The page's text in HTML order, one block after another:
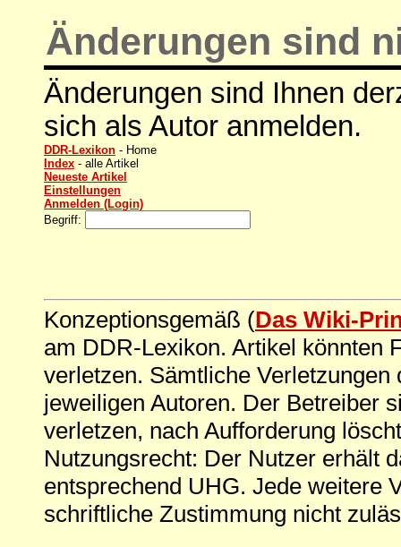
Änderungen sind
Änderungen sind Ihnen
sich als Autor anmelden.
DDR-Lexikon - Home
Index - alle Artikel
Neueste Artikel
Einstellungen
Anmelden (Login)
Begriff:
Konzeptionsgemäß (Das Wiki-
am DDR-Lexikon. Artikel könnten
verletzen. Sämtliche
jeweiligen Autoren. Der Betreiber
verletzen, nach Aufforderung
Nutzungsrecht: Der Nutzer erhält
entsprechend UHG. Jede weitere
schriftliche Zustimmung nicht